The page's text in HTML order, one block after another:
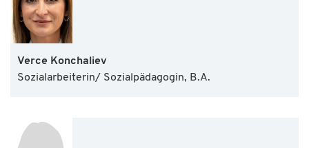
Verce Konchaliev
Sozialarbeiterin/ Sozialpädagogin, B.A.